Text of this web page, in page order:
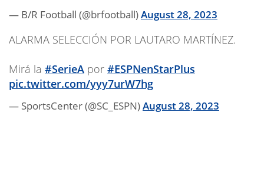
— B/R Football (@brfootball)August 28, 2023
ALARMA SELECCIÓN POR LAUTARO MARTÍNEZ.
Mirá la #SerieA por #ESPNenStarPlus
pic.twitter.com/yyy7urW7hg
— SportsCenter (@SC_ESPN)August 28, 2023